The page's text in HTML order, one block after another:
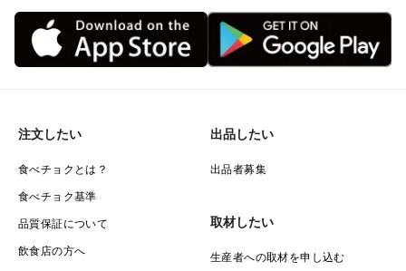
注文したい
食べチョクとは？
食べチョク基準
品質保証について
飲食店の方へ
出品したい
出品者募集
取材したい
生産者への取材を申し込む